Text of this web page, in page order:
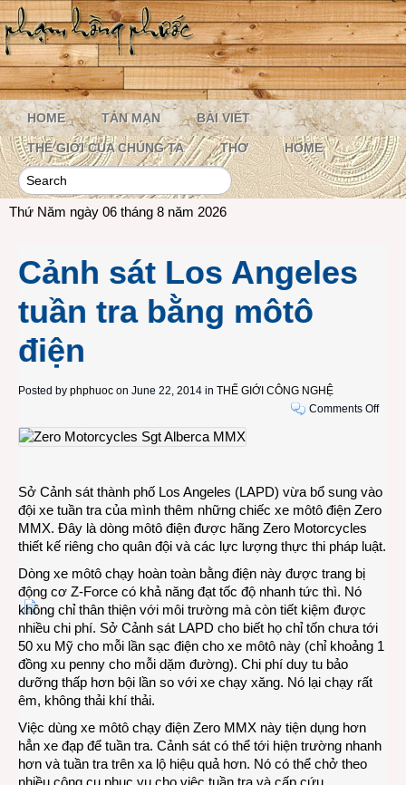
HOME TẢN MẠN BÀI VIẾT
THẾ GIỚI CỦA CHÚNG TA THƠ HOME
Thứ Năm ngày 06 tháng 8 năm 2026
Cảnh sát Los Angeles
tuần tra bằng môtô
điện
Posted by phphuoc on June 22, 2014 in THẾ GIỚI CÔNG NGHỆ
Comments Offon
tuần
tra
môtô
Sở Cảnh sát thành phố Los Angeles (LAPD) vừa bổ sung vào
đội xe tuần tra của mình thêm những chiếc xe môtô điện Zero
MMX. Đây là dòng môtô điện được hãng Zero Motorcycles
thiết kế riêng cho quân đội và các lực lượng thực thi pháp luật.
Dòng xe môtô chạy hoàn toàn bằng điện này được trang bị
động cơ Z-Force có khả năng đạt tốc độ nhanh tức thì. Nó
không chỉ thân thiện với môi trường mà còn tiết kiệm được
nhiều chi phí. Sở Cảnh sát LAPD cho biết họ chỉ tốn chưa tới
50 xu Mỹ cho mỗi lần sạc điện cho xe môtô này (chỉ khoảng 1
đồng xu penny cho mỗi dặm đường). Chi phí duy tu bảo
dưỡng thấp hơn bội lần so với xe chạy xăng. Nó lại chạy rất
êm, không thải khí thải.
Việc dùng xe môtô chạy điện Zero MMX này tiện dụng hơn
hẳn xe đạp để tuần tra. Cảnh sát có thể tới hiện trường nhanh
hơn và tuần tra trên xa lộ hiệu quả hơn. Nó có thể chở theo
nhiều công cụ phục vụ cho việc tuần tra và cấp cứu.